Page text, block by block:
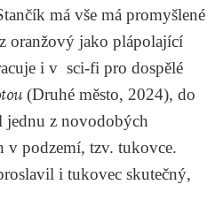
má vše má promyšlené
oranžový jako plápolající
i v sci-fi pro dospělé
(Druhé město, 2024), do
jednu z novodobých
v podzemí, tzv. tukovce.
i tukovec skutečný,